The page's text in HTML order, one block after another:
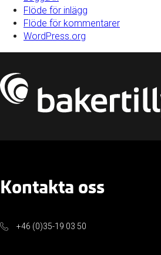
Flöde för inlägg
Flöde för kommentarer
WordPress.org
Kontakta oss
+46 (0)35-19 03 50